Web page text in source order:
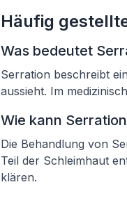
Häufig
Was bedeutet
Serration beschreibt
aussieht. Im
Wie kann
Die Behandlung von
Teil der Schleimhaut
klären.